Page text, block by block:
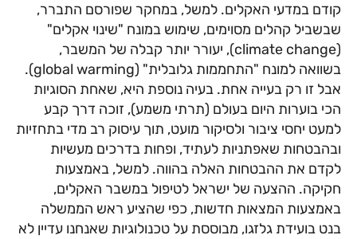
קודם במדעי האקלים. למשל, במחקר שפורסם התברר,
שבשביל קהלים מסוימים, שימוש במונח "שינוי אקלים"
(climate change), יעורר יותר קבלה של המשבר,
בשוואה למונח "התחממות גלובלית" (global warming).
אבל זו רק בעייה אחת. בעיה נוספת היא, שאחת הסוגיות
הכי בוערות היום בעולם (תרתי משמע), זוכה דרך קבע
למעט יחסי ציבור ולסיקור מועט, תוך עיסוק רב מדי בתחזיות
ובהבטחות שאפתניות לעתיד, ופחות בדרכים מעשיות
לקדם את ההבטחות האלה בהווה. למשל, באמצעות
חקיקה. ההצעה של ישראל לטיפול במשבר האקלים,
באמצעות המצאות חדשות, כפי שהציע ראש הממשלה
בנט בועידת גלזגו, מבוססת על טכנולוגיות שאנחנו עדיין לא